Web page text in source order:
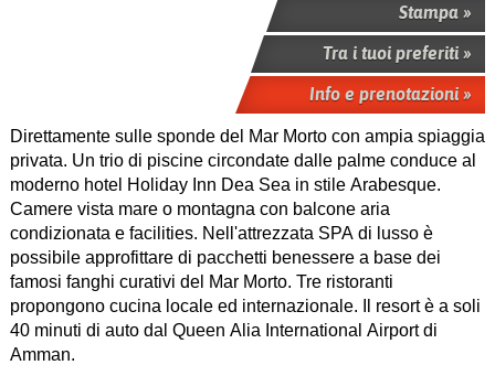
Stampa »
Tra i tuoi preferiti »
Info e prenotazioni »
Direttamente sulle sponde del Mar Morto con ampia spiaggia
privata. Un trio di piscine circondate dalle palme conduce al
moderno hotel Holiday Inn Dea Sea in stile Arabesque.
Camere vista mare o montagna con balcone aria
condizionata e facilities. Nell'attrezzata SPA di lusso è
possibile approfittare di pacchetti benessere a base dei
famosi fanghi curativi del Mar Morto. Tre ristoranti
propongono cucina locale ed internazionale. Il resort è a soli
40 minuti di auto dal Queen Alia International Airport di
Amman.